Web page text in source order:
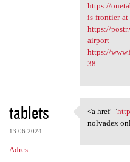
https://
is-frontier-
https://
airport
https://
38
tablets
13.06.2024
Adres
<a
<a href="
nolvadex